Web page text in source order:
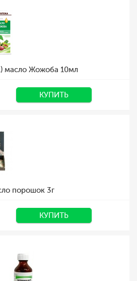
масло Жожоба 10мл
КУПИТЬ
порошок 3г
КУПИТЬ